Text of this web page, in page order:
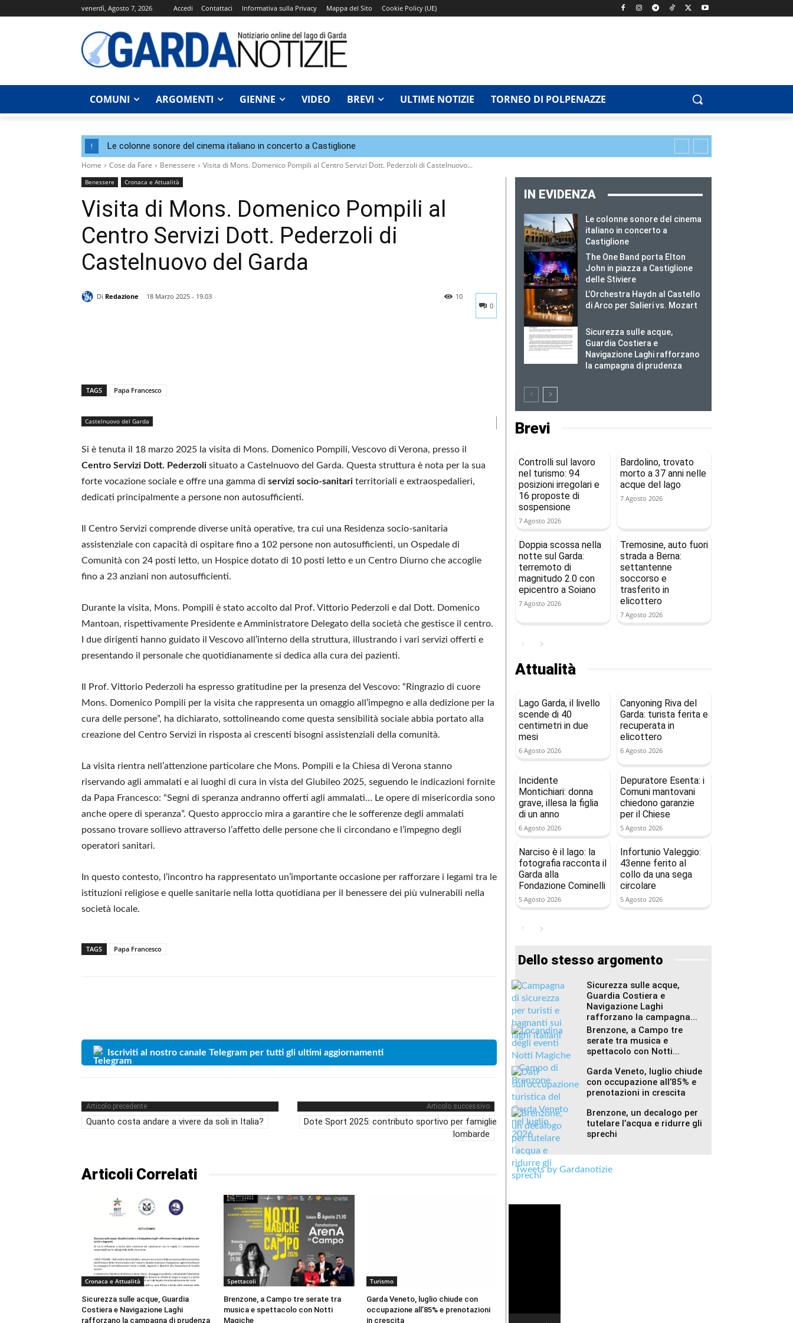
venerdì, Agosto 7, 2026 Accedi Contattaci Informativa sulla Privacy Mappa del Sito Cookie Policy (UE)
COMUNI ARGOMENTI GIENNE VIDEO BREVI ULTIME NOTIZIE TORNEO DI POLPENAZZE
! Le colonne sonore del cinema italiano in concerto a Castiglione
Home Cose da Fare Benessere Visita di Mons. Domenico Pompili al Centro Servizi Dott. Pederzoli di Castelnuovo...
Benessere Cronaca e Attualità
Visita di Mons. Domenico Pompili al
Centro Servizi Dott. Pederzoli di
Castelnuovo del Garda
Di Redazione
18 Marzo 2025 - 19.03
0
10
TAGS Papa Francesco
Castelnuovo del Garda
Si è tenuta il 18 marzo 2025 la visita di Mons. Domenico Pompili, Vescovo di Verona, presso il
Centro Servizi Dott. Pederzoli situato a Castelnuovo del Garda. Questa struttura è nota per la sua
forte vocazione sociale e offre una gamma di servizi socio-sanitari territoriali e extraospedalieri,
dedicati principalmente a persone non autosufficienti.
Il Centro Servizi comprende diverse unità operative, tra cui una Residenza socio-sanitaria
assistenziale con capacità di ospitare fino a 102 persone non autosufficienti, un Ospedale di
Comunità con 24 posti letto, un Hospice dotato di 10 posti letto e un Centro Diurno che accoglie
fino a 23 anziani non autosufficienti.
Durante la visita, Mons. Pompili è stato accolto dal Prof. Vittorio Pederzoli e dal Dott. Domenico
Mantoan, rispettivamente Presidente e Amministratore Delegato della società che gestisce il centro.
I due dirigenti hanno guidato il Vescovo all’interno della struttura, illustrando i vari servizi offerti e
presentando il personale che quotidianamente si dedica alla cura dei pazienti.
Il Prof. Vittorio Pederzoli ha espresso gratitudine per la presenza del Vescovo: “Ringrazio di cuore
Mons. Domenico Pompili per la visita che rappresenta un omaggio all’impegno e alla dedizione per la
cura delle persone”, ha dichiarato, sottolineando come questa sensibilità sociale abbia portato alla
creazione del Centro Servizi in risposta ai crescenti bisogni assistenziali della comunità.
La visita rientra nell’attenzione particolare che Mons. Pompili e la Chiesa di Verona stanno
riservando agli ammalati e ai luoghi di cura in vista del Giubileo 2025, seguendo le indicazioni fornite
da Papa Francesco: “Segni di speranza andranno offerti agli ammalati… Le opere di misericordia sono
anche opere di speranza”. Questo approccio mira a garantire che le sofferenze degli ammalati
possano trovare sollievo attraverso l’affetto delle persone che li circondano e l’impegno degli
operatori sanitari.
In questo contesto, l’incontro ha rappresentato un’importante occasione per rafforzare i legami tra le
istituzioni religiose e quelle sanitarie nella lotta quotidiana per il benessere dei più vulnerabili nella
società locale.
TAGS Papa Francesco
Iscriviti al nostro canale Telegram per tutti gli ultimi aggiornamenti
Articolo precedente
Quanto costa andare a vivere da soli in Italia?
Articolo successivo
Dote Sport 2025: contributo sportivo per famiglie
lombarde
Articoli Correlati
Cronaca e Attualità
Sicurezza sulle acque, Guardia
Costiera e Navigazione Laghi
rafforzano la campagna di prudenza
Spettacoli
Brenzone, a Campo tre serate tra
musica e spettacolo con Notti
Magiche
Turismo
Garda Veneto, luglio chiude con
occupazione all’85% e prenotazioni
in crescita
IN EVIDENZA
Le colonne sonore del cinema
italiano in concerto a
Castiglione
The One Band porta Elton
John in piazza a Castiglione
delle Stiviere
L’Orchestra Haydn al Castello
di Arco per Salieri vs. Mozart
Sicurezza sulle acque,
Guardia Costiera e
Navigazione Laghi rafforzano
la campagna di prudenza
Brevi
Controlli sul lavoro
nel turismo: 94
posizioni irregolari e
16 proposte di
sospensione
7 Agosto 2026
Bardolino, trovato
morto a 37 anni nelle
acque del lago
7 Agosto 2026
Doppia scossa nella
notte sul Garda:
terremoto di
magnitudo 2.0 con
epicentro a Soiano
7 Agosto 2026
Tremosine, auto fuori
strada a Berna:
settantenne
soccorso e
trasferito in
elicottero
7 Agosto 2026
Attualità
Lago Garda, il livello
scende di 40
centimetri in due
mesi
6 Agosto 2026
Canyoning Riva del
Garda: turista ferita e
recuperata in
elicottero
6 Agosto 2026
Incidente
Montichiari: donna
grave, illesa la figlia
di un anno
6 Agosto 2026
Depuratore Esenta: i
Comuni mantovani
chiedono garanzie
per il Chiese
5 Agosto 2026
Narciso è il lago: la
fotografia racconta il
Garda alla
Fondazione Cominelli
5 Agosto 2026
Infortunio Valeggio:
43enne ferito al
collo da una sega
circolare
5 Agosto 2026
Dello stesso argomento
Sicurezza sulle acque,
Guardia Costiera e
Navigazione Laghi
rafforzano la campagna...
Brenzone, a Campo tre
serate tra musica e
spettacolo con Notti...
Garda Veneto, luglio chiude
con occupazione all’85% e
prenotazioni in crescita
Brenzone, un decalogo per
tutelare l’acqua e ridurre gli
sprechi
Tweets by Gardanotizie